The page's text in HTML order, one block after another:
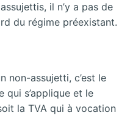
il n’y a pas de
du régime préexistant.
non-assujetti, c’est le
qui s’applique et le
la TVA qui à vocation